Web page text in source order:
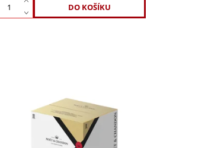
Oslavte ve velkém s Moët & Chandon
Impérial Brut (6x 0,75l) a 6ti
skleničkami. Toto ikonické šampaňské
s jasnou ovocností a svůdnou chutí